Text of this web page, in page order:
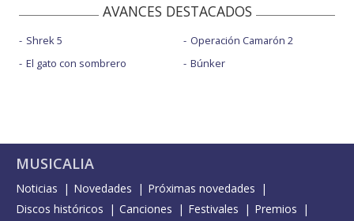
AVANCES DESTACADOS
Shrek 5
El gato con sombrero
Operación Camarón 2
Búnker
MUSICALIA
Noticias Novedades
Próximas novedades
Discos históricos
Canciones Festivales
Premios